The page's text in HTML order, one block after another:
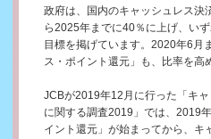
政府は、国内のキャッシュレス決
ら2025年までに40％に上げ、い
目標を掲げています。2020年6月
ス・ポイント還元」も、比率を高
JCBが2019年12月に行った「キ
に関する調査2019」では、2019
イント還元」が始まってから、キ